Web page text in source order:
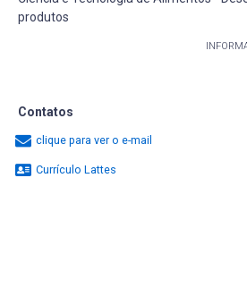
produtos
Contatos
clique para ver o e-mail
Currículo Lattes